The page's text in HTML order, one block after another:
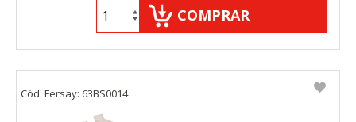
COMPRAR
Cód. Fersay: 63BS0014